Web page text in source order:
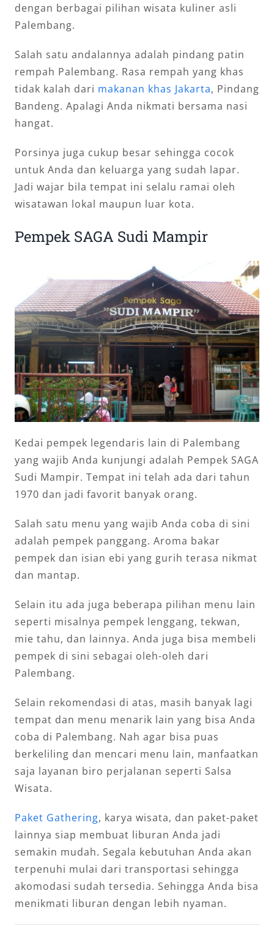
dengan berbagai pilihan wisata kuliner asli
Palembang.
Salah satu andalannya adalah pindang patin
rempah Palembang. Rasa rempah yang khas
tidak kalah dari makanan khas Jakarta, Pindang
Bandeng. Apalagi Anda nikmati bersama nasi
hangat.
Porsinya juga cukup besar sehingga cocok
untuk Anda dan keluarga yang sudah lapar.
Jadi wajar bila tempat ini selalu ramai oleh
wisatawan lokal maupun luar kota.
Pempek SAGA Sudi Mampir
Kedai pempek legendaris lain di Palembang
yang wajib Anda kunjungi adalah Pempek SAGA
Sudi Mampir. Tempat ini telah ada dari tahun
1970 dan jadi favorit banyak orang.
Salah satu menu yang wajib Anda coba di sini
adalah pempek panggang. Aroma bakar
pempek dan isian ebi yang gurih terasa nikmat
dan mantap.
Selain itu ada juga beberapa pilihan menu lain
seperti misalnya pempek lenggang, tekwan,
mie tahu, dan lainnya. Anda juga bisa membeli
pempek di sini sebagai oleh-oleh dari
Palembang.
Selain rekomendasi di atas, masih banyak lagi
tempat dan menu menarik lain yang bisa Anda
coba di Palembang. Nah agar bisa puas
berkeliling dan mencari menu lain, manfaatkan
saja layanan biro perjalanan seperti Salsa
Wisata.
Paket Gathering, karya wisata, dan paket-paket
lainnya siap membuat liburan Anda jadi
semakin mudah. Segala kebutuhan Anda akan
terpenuhi mulai dari transportasi sehingga
akomodasi sudah tersedia. Sehingga Anda bisa
menikmati liburan dengan lebih nyaman.